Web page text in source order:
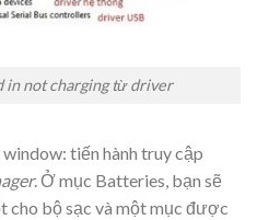
in not charging từ driver
tiến hành truy cập
. Ở mục Batteries, bạn sẽ
cho bộ sạc và một mục được